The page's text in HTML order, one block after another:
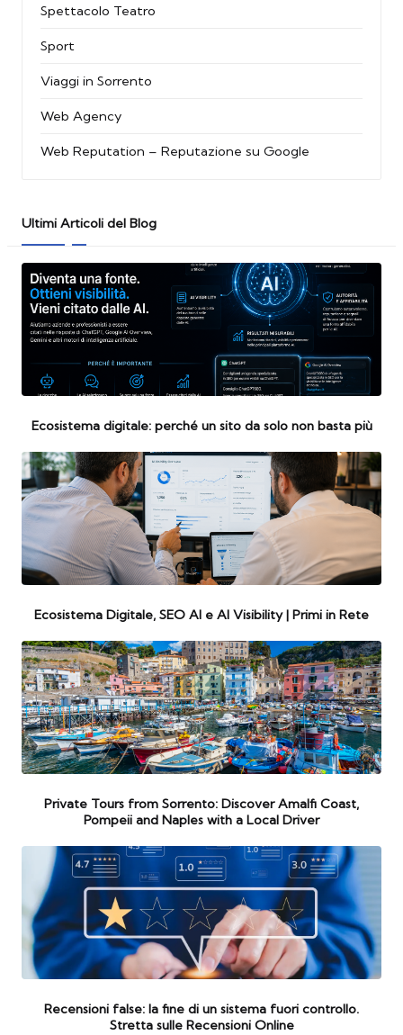
Spettacolo Teatro
Sport
Viaggi in Sorrento
Web Agency
Web Reputation – Reputazione su Google
Ultimi Articoli del Blog
Ecosistema digitale: perché un sito da solo non basta più
Ecosistema Digitale, SEO AI e AI Visibility | Primi in Rete
Private Tours from Sorrento: Discover Amalfi Coast,
Pompeii and Naples with a Local Driver
Recensioni false: la fine di un sistema fuori controllo.
Stretta sulle Recensioni Online